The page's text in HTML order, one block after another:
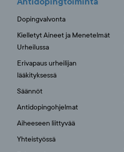
Dopingvalvonta
Kielletyt Aineet ja Menetelmät
Urheilussa
Erivapaus urheilijan
lääkityksessä
Säännöt
Antidopingohjelmat
Aiheeseen liittyvää
Yhteistyössä